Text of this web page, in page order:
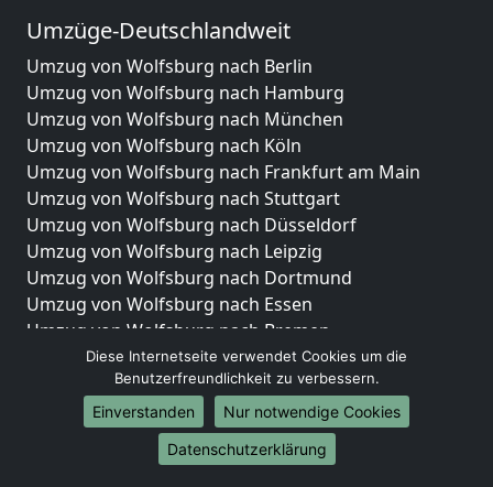
Umzüge-Deutschlandweit
Umzug von Wolfsburg nach Berlin
Umzug von Wolfsburg nach Hamburg
Umzug von Wolfsburg nach München
Umzug von Wolfsburg nach Köln
Umzug von Wolfsburg nach Frankfurt am Main
Umzug von Wolfsburg nach Stuttgart
Umzug von Wolfsburg nach Düsseldorf
Umzug von Wolfsburg nach Leipzig
Umzug von Wolfsburg nach Dortmund
Umzug von Wolfsburg nach Essen
Umzug von Wolfsburg nach Bremen
Umzug von Wolfsburg nach Dresden
Umzug von Wolfsburg nach Hannover
Umzug von Wolfsburg nach Nürnberg
Umzug von Wolfsburg nach Duisburg
Umzug von Wolfsburg nach Bochum
Diese Internetseite verwendet Cookies um die
Benutzerfreundlichkeit zu verbessern.
Einverstanden
Nur notwendige Cookies
Datenschutzerklärung